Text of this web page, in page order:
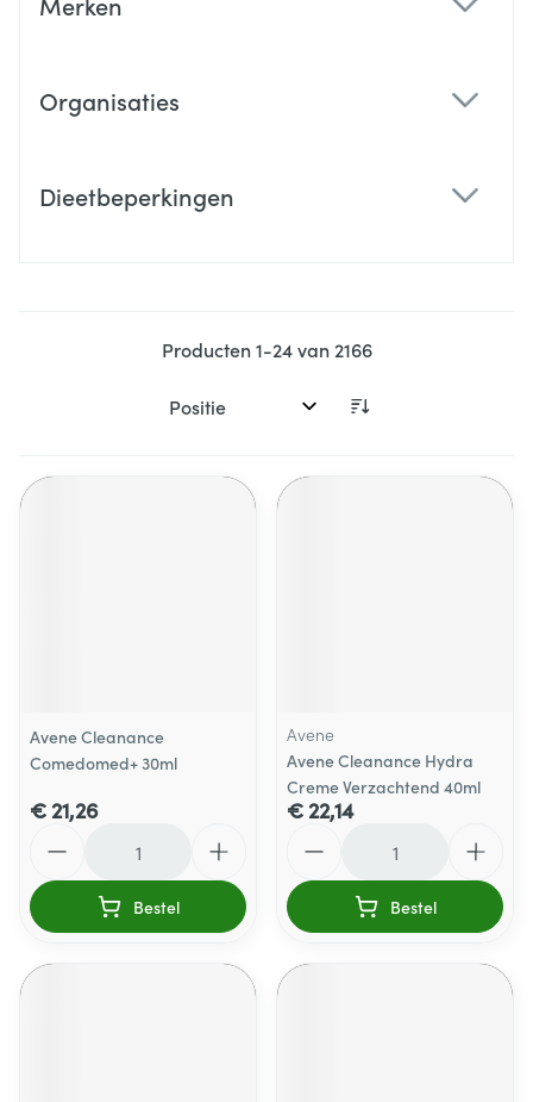
Organisaties
Dieetbeperkingen
Producten1-24van 2166
Sorteer op:
Avene Cleanance
Comedomed+ 30ml
€ 21,26
Bestel
Avene
Avene Cleanance Hydra
Creme Verzachtend 40ml
€ 22,14
Bestel